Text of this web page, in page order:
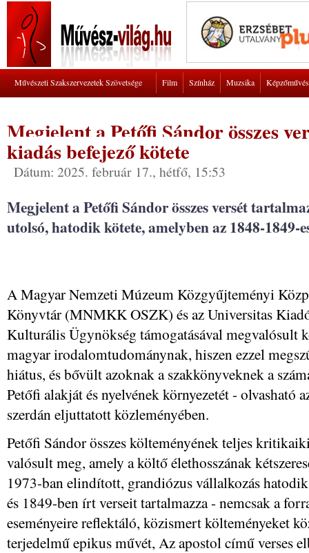
Művészeti Szakszervezetek Szövetsége Film Színház Muzsika
Megjelent a Petőfi Sándor összes
kiadás befejező kötete
Dátum: 2025. február 17., hétfő, 15:53
Megjelent a Petőfi Sándor összes versét
utolsó, hatodik kötete, amelyben az 1848-1849-
A Magyar Nemzeti Múzeum Közgyűjteményi
Könyvtár (MNMKK OSZK) és az Universitas
Kulturális Ügynökség támogatásával megvalósult
magyar irodalomtudománynak, hiszen ezzel
hiátus, és bővült azoknak a szakkönyveknek a
Petőfi alakját és nyelvének környezetét -
szerdán eljuttatott közleményében.
Petőfi Sándor összes költeményének teljes
valósult meg, amely a költő élethosszának
1973-ban elindított, grandiózus vállalkozás
és 1849-ben írt verseit tartalmazza - nemcsak a
eseményeire reflektáló, közismert költeményeket
terjedelmű epikus művét, Az apostol című verses